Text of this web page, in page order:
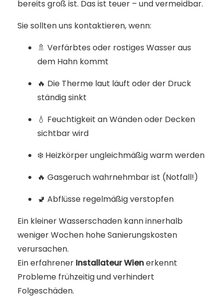
bereits groß ist. Das ist teuer – und vermeidbar.
Sie sollten uns kontaktieren, wenn:
🚿 Verfärbtes oder rostiges Wasser aus
dem Hahn kommt
🔥 Die Therme laut läuft oder der Druck
ständig sinkt
💧 Feuchtigkeit an Wänden oder Decken
sichtbar wird
❄️ Heizkörper ungleichmäßig warm werden
🔥 Gasgeruch wahrnehmbar ist (Notfall!)
🚽 Abflüsse regelmäßig verstopfen
Ein kleiner Wasserschaden kann innerhalb
weniger Wochen hohe Sanierungskosten
verursachen.
Ein erfahrener Installateur Wienerkennt
Probleme frühzeitig und verhindert
Folgeschäden.